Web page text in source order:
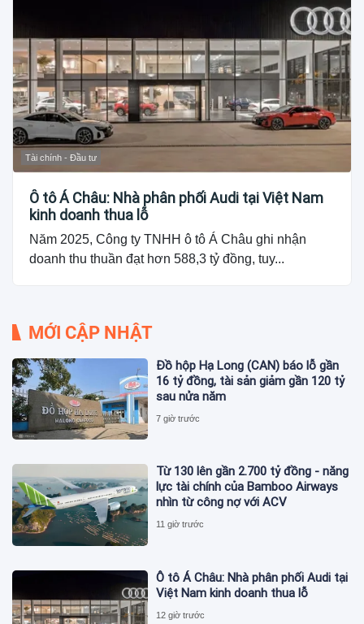
Tài chính - Đầu tư
Ô tô Á Châu: Nhà phân phối Audi tại Việt Nam
kinh doanh thua lỗ
Năm 2025, Công ty TNHH ô tô Á Châu ghi nhận
doanh thu thuần đạt hơn 588,3 tỷ đồng, tuy...
MỚI CẬP NHẬT
Đồ hộp Hạ Long (CAN) báo lỗ gần
16 tỷ đồng, tài sản giảm gần 120 tỷ
sau nửa năm
7 giờ trước
Từ 130 lên gần 2.700 tỷ đồng - năng
lực tài chính của Bamboo Airways
nhìn từ công nợ với ACV
11 giờ trước
Ô tô Á Châu: Nhà phân phối Audi tại
Việt Nam kinh doanh thua lỗ
12 giờ trước